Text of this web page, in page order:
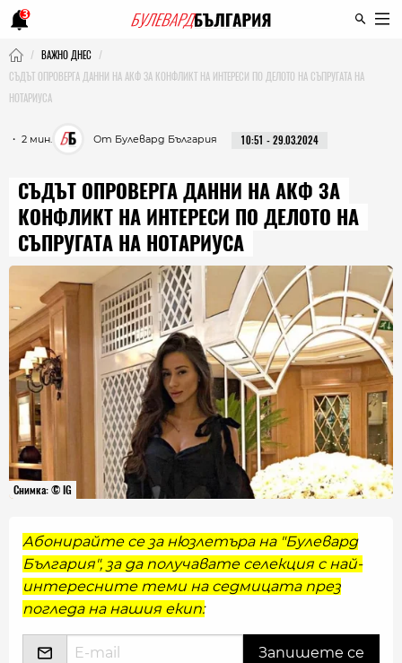
3
ВАЖНО ДНЕС
СЪДЪТ ОПРОВЕРГА ДАННИ НА АКФ ЗА КОНФЛИКТ НА ИНТЕРЕСИ ПО ДЕЛОТО НА СЪПРУГАТА НА
НОТАРИУСА
・ 2 мин. От Булевард България 10:51 - 29.03.2024
СЪДЪТ ОПРОВЕРГА ДАННИ НА АКФ ЗА
КОНФЛИКТ НА ИНТЕРЕСИ ПО ДЕЛОТО НА
СЪПРУГАТА НА НОТАРИУСА
Снимка: © IG
Абонирайте се за нюзлетъра на "Булевард
България", за да получавате селекция с най-
интересните теми на седмицата през
погледа на нашия екип: